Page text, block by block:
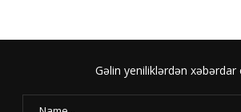
Gəlin yeniliklərdən xəbərdar